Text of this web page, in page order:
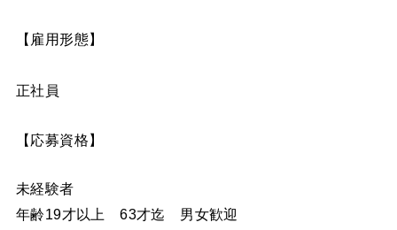
【雇用形態】
正社員
【応募資格】
未経験者
年齢19才以上 63才迄 男女歓迎